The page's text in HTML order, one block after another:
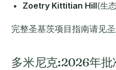
Zoetry Kittitian Hill(生
完整圣基茨项目指南请见
多米尼克:2026年批